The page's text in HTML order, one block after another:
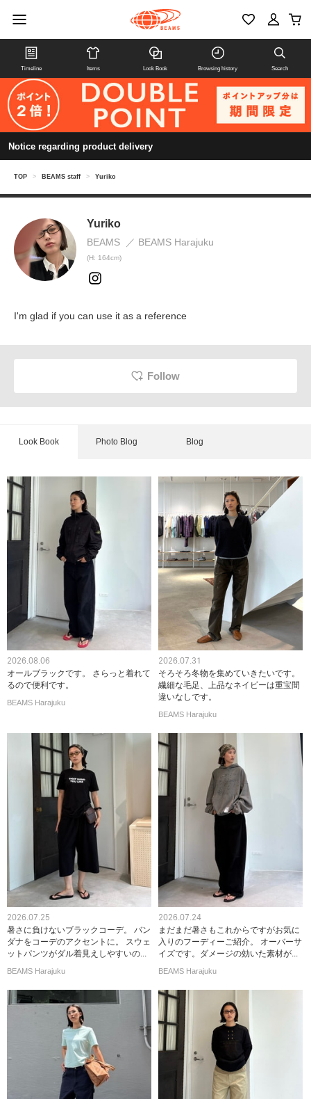
Timeline Items Look Book Browsing history Search
Notice regarding product delivery
TOP > BEAMS staff > Yuriko
Yuriko
BEAMS BEAMS Harajuku
(H: 164cm)
I'm glad if you can use it as a reference
Follow
Look Book Photo Blog Blog
2026.08.06
オールブラックです。 さらっと着れて
るので便利です。
BEAMS Harajuku
2026.07.31
そろそろ冬物を集めていきたいです。
繊細な毛足、上品なネイビーは重宝間
違いなしです。
BEAMS Harajuku
2026.07.25
暑さに負けないブラックコーデ。 バン
ダナをコーデのアクセントに。 スウェ
ットパンツがダル着見えしやすいの...
BEAMS Harajuku
2026.07.24
まだまだ暑さもこれからですがお気に
入りのフーディーご紹介。 オーバーサ
イズです。ダメージの効いた素材が...
BEAMS Harajuku